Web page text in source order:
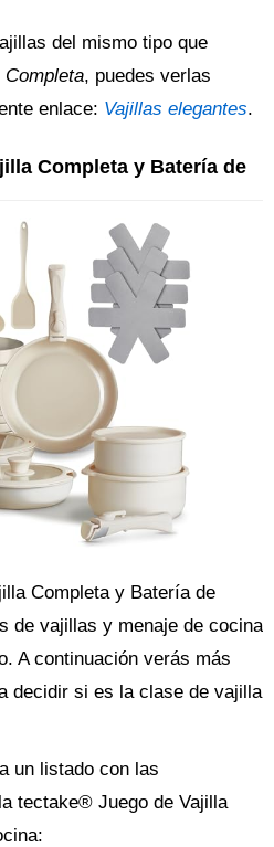
del mismo tipo que
, puedes verlas
enlace: Vajillas elegantes.
Completa y Batería de
Completa y Batería de
de vajillas y menaje de cocina
A continuación verás más
decidir si es la clase de vajilla
un listado con las
tectake® Juego de Vajilla